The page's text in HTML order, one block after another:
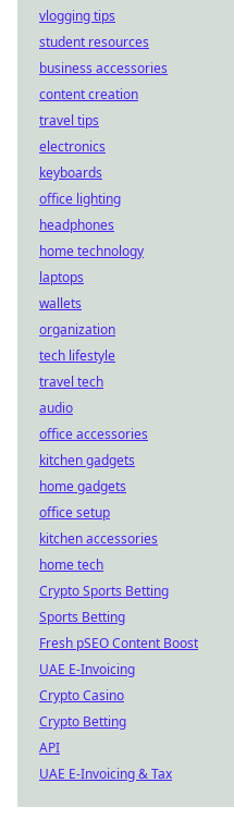
vlogging tips
student resources
business accessories
content creation
travel tips
electronics
keyboards
office lighting
headphones
home technology
laptops
wallets
organization
tech lifestyle
travel tech
audio
office accessories
kitchen gadgets
home gadgets
office setup
kitchen accessories
home tech
Crypto Sports Betting
Sports Betting
Fresh pSEO Content Boost
UAE E-Invoicing
Crypto Casino
Crypto Betting
API
UAE E-Invoicing & Tax